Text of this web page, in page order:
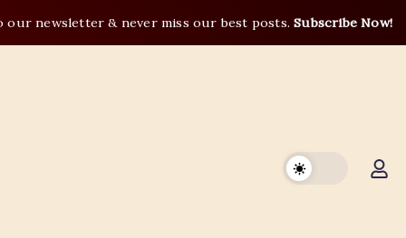
our newsletter & never miss our best posts.Subscribe Now!